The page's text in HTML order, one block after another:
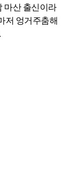
마산 출신이라
저 엉거주춤해